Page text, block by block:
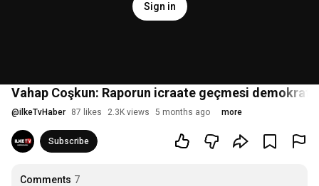
Sign in
Vahap Coşkun: Raporun icraate geçmesi
@ilkeTvHaber 87 likes 2.3K views 5 months ago more
Subscribe
Comments 7